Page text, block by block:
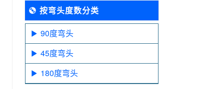
按弯头度数分类
90度弯头
45度弯头
180度弯头